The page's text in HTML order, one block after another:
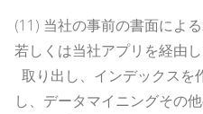
(11) 当社の事前の書面によ
若しくは当社アプリを経由
取り出し、インデックスを
し、データマイニングその